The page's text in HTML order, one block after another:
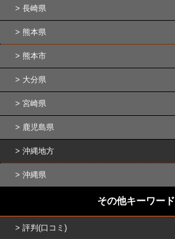
長崎県
熊本県
熊本市
大分県
宮崎県
鹿児島県
沖縄地方
沖縄県
その他キーワード
評判(口コミ)